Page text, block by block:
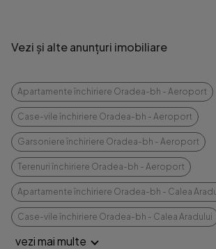
Vezi și alte anunțuri imobiliare
Apartamente închiriere Oradea-bh - Aeroport
Case-vile închiriere Oradea-bh - Aeroport
Garsoniere închiriere Oradea-bh - Aeroport
Terenuri închiriere Oradea-bh - Aeroport
Apartamente închiriere Oradea-bh - Calea
Case-vile închiriere Oradea-bh - Calea Aradului
vezi mai multe